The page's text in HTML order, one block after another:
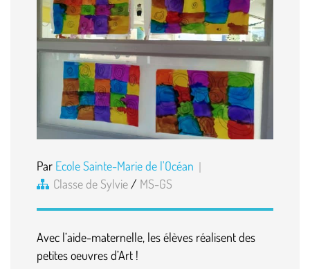
Par Ecole Sainte-Marie de l'Océan
Classe de Sylvie/ MS-GS
Avec l’aide-maternelle, les élèves réalisent des
petites oeuvres d’Art !